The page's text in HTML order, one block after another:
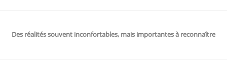
Des réalités souvent inconfortables, mais importantes à reconnaître